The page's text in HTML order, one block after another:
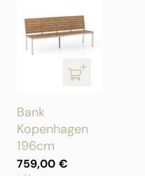
Bank
Kopenhagen
196cm
759,00 €